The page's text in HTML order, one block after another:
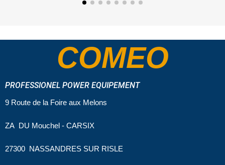
COMEO
PROFESSIONEL POWER EQUIPEMENT
9 Route de la Foire aux Melons
ZA DU Mouchel - CARSIX
27300 NASSANDRES SUR RISLE